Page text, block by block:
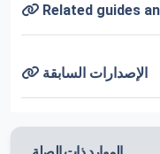
Related guides
الإصدارات السابقة